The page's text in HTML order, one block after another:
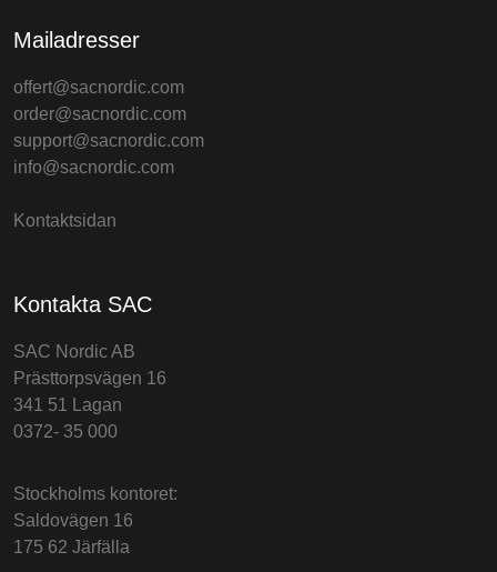
Mailadresser
offert@sacnordic.com
order@sacnordic.com
support@sacnordic.com
info@sacnordic.com
Kontaktsidan
Kontakta SAC
SAC Nordic AB
Prästtorpsvägen 16
341 51 Lagan
0372- 35 000
Stockholms kontoret:
Saldovägen 16
175 62 Järfälla